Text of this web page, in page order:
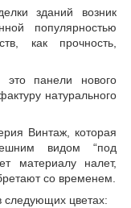
зданий возник
популярностью
как прочность,
панели нового
натурального
Винтаж, которая
видом “под
материалу налет,
со временем.
следующих цветах: